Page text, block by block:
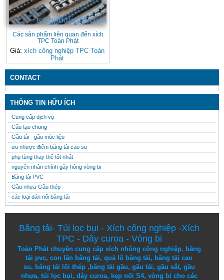
Các sản phẩm liên quan đến xích
TPC Toàn Phát
Giá:xích công nghiệp TPC Toàn
Phát
CONTACT
THÔNG TIN HỮU ÍCH
- Cung cấp dịch vụ
- Cấu tạo chung
- Gầu tải - gầu múc liệu
- ưu nhược điểm băng tải cao su
- phụ tùng thay thế tốt nhất
- nguyên nhân chính gây hỏng vòng bi
- Băng tải PVC
- Gầu nhưa-Gầu thép
- các loại dán nối băng tải
Băng tải- Túi lọc bụi - Xích công nghiệp-Xích
TPC - Dây curoa - Vòng bi
Toàn Phát chuyên cung cấp xích nhông công nghiệp, băng
tải pvc,con lăn băng tải,quả lô băng tải, băng tải cao
su, băng tải lõi thép, băng tải gầu, gầu tải, gầu sắt, gầu
nhựa, túi lọc bụi, dây curoa, kẹp nối S4, vòng bi cho các